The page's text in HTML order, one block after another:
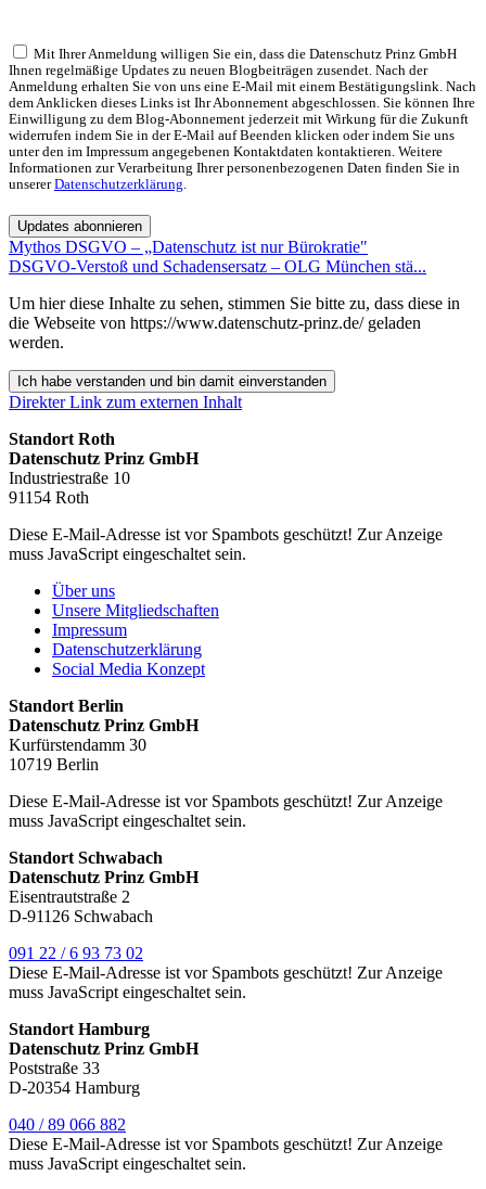
Mit Ihrer Anmeldung willigen Sie ein, dass die Datenschutz Prinz GmbH
Ihnen regelmäßige Updates zu neuen Blogbeiträgen zusendet. Nach der
Anmeldung erhalten Sie von uns eine E-Mail mit einem Bestätigungslink. Nach
dem Anklicken dieses Links ist Ihr Abonnement abgeschlossen. Sie können Ihre
Einwilligung zu dem Blog-Abonnement jederzeit mit Wirkung für die Zukunft
widerrufen indem Sie in der E-Mail auf Beenden klicken oder indem Sie uns
unter den im Impressum angegebenen Kontaktdaten kontaktieren. Weitere
Informationen zur Verarbeitung Ihrer personenbezogenen Daten finden Sie in
unsererDatenschutzerklärung.
Updates abonnieren
Mythos DSGVO – „Datenschutz ist nur Bürokratie"
DSGVO-Verstoß und Schadensersatz – OLG München stä...
Um hier diese Inhalte zu sehen, stimmen Sie bitte zu, dass diese in
die Webseite von https://www.datenschutz-prinz.de/ geladen
werden.
Ich habe verstanden und bin damit einverstanden
Direkter Link zum externen Inhalt
Standort Roth
Datenschutz Prinz GmbH
Industriestraße 10
91154 Roth
Diese E-Mail-Adresse ist vor Spambots geschützt! Zur Anzeige
muss JavaScript eingeschaltet sein.
Über uns
Unsere Mitgliedschaften
Impressum
Datenschutzerklärung
Social Media Konzept
Standort Berlin
Datenschutz Prinz GmbH
Kurfürstendamm 30
10719 Berlin
Diese E-Mail-Adresse ist vor Spambots geschützt! Zur Anzeige
muss JavaScript eingeschaltet sein.
Standort Schwabach
Datenschutz Prinz GmbH
Eisentrautstraße 2
D-91126 Schwabach
091 22 / 6 93 73 02
Diese E-Mail-Adresse ist vor Spambots geschützt! Zur Anzeige
muss JavaScript eingeschaltet sein.
Standort Hamburg
Datenschutz Prinz GmbH
Poststraße 33
D-20354 Hamburg
040 / 89 066 882
Diese E-Mail-Adresse ist vor Spambots geschützt! Zur Anzeige
muss JavaScript eingeschaltet sein.